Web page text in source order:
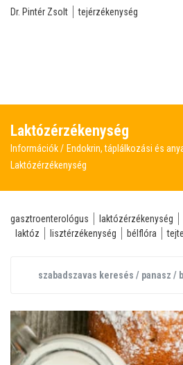
Dr. Pintér Zsolt tejérzékenység
Laktózérzékenység
Információk
Endokrin, táplálkozási és
Laktózérzékenység
gasztroenterológus laktózérzékenység
laktóz
lisztérzékenység bélflóra